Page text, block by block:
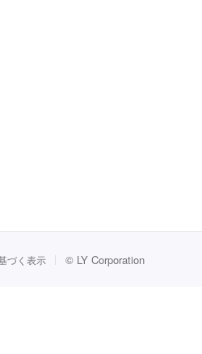
づく表示 © LY Corporation